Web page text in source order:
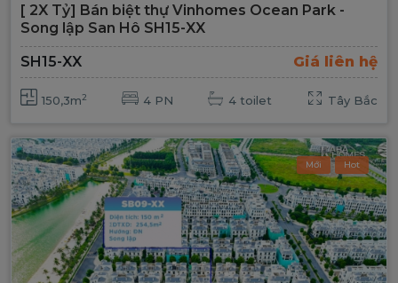
[ 2X Tỷ] Bán biệt thự Vinhomes Ocean Park -
Song lập San Hô SH15-XX
SH15-XX
Giá liên hệ
150,3m2 4 PN 4 toilet Tây Bắc
Mới Hot